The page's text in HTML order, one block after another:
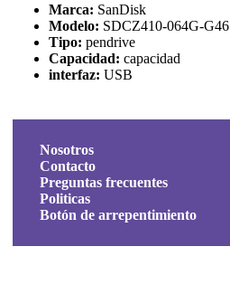
Marca: SanDisk
Modelo: SDCZ410-064G-G46
Tipo: pendrive
Capacidad: capacidad
interfaz: USB
Nosotros
Contacto
Preguntas frecuentes
Politicas
Botón de arrepentimiento